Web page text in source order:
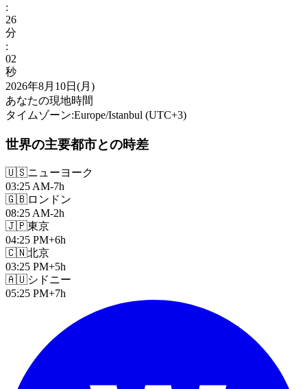
:
26
分
:
04
秒
2026年8月10日(月)
あなたの現地時間
タイムゾーン:Europe/Istanbul (UTC+3)
世界の主要都市との時差
🇺🇸ニューヨーク
03:25 AM-7h
🇬🇧ロンドン
08:25 AM-2h
🇯🇵東京
04:25 PM+6h
🇨🇳北京
03:25 PM+5h
🇦🇺シドニー
05:25 PM+7h